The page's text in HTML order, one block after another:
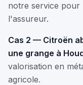
notre service
l'assureur.
Cas 2 — Citroën
une grange à
valorisation en
agricole.